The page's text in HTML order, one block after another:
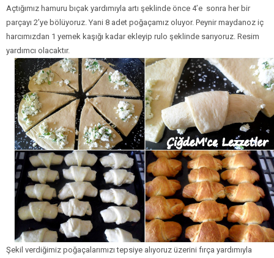
Açtığımız hamuru bıçak yardımıyla artı şeklinde önce 4’e sonra her bir
parçayı 2’ye bölüyoruz. Yani 8 adet poğaçamız oluyor. Peynir maydanoz iç
harcımızdan 1 yemek kaşığı kadar ekleyip rulo şeklinde sarıyoruz. Resim
yardımcı olacaktır.
Şekil verdiğimiz poğaçalarımızı tepsiye alıyoruz üzerini fırça yardımıyla